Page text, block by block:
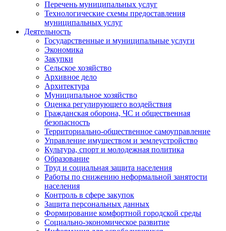
Перечень муниципальных услуг
Технологические схемы предоставления
муниципальных услуг
Деятельность
Государственные и муниципальные услуги
Экономика
Закупки
Сельское хозяйство
Архивное дело
Архитектура
Муниципальное хозяйство
Оценка регулирующего воздействия
Гражданская оборона, ЧС и общественная
безопасность
Территориально-общественное самоуправление
Управление имуществом и землеустройство
Культура, спорт и молодежная политика
Образование
Труд и социальная защита населения
Работы по снижению неформальной занятости
населения
Контроль в сфере закупок
Защита персональных данных
Формирование комфортной городской среды
Социально-экономическое развитие